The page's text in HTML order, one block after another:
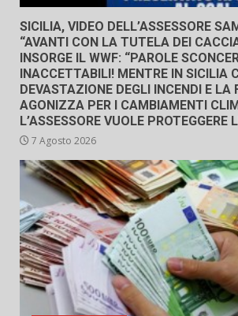
SICILIA, VIDEO DELL’ASSESSORE
“AVANTI CON LA TUTELA DEI
INSORGE IL WWF: “PAROLE
INACCETTABILI! MENTRE IN SICILIA
DEVASTAZIONE DEGLI INCENDI E LA
AGONIZZA PER I CAMBIAMENTI
L’ASSESSORE VUOLE PROTEGGERE
7 Agosto 2026